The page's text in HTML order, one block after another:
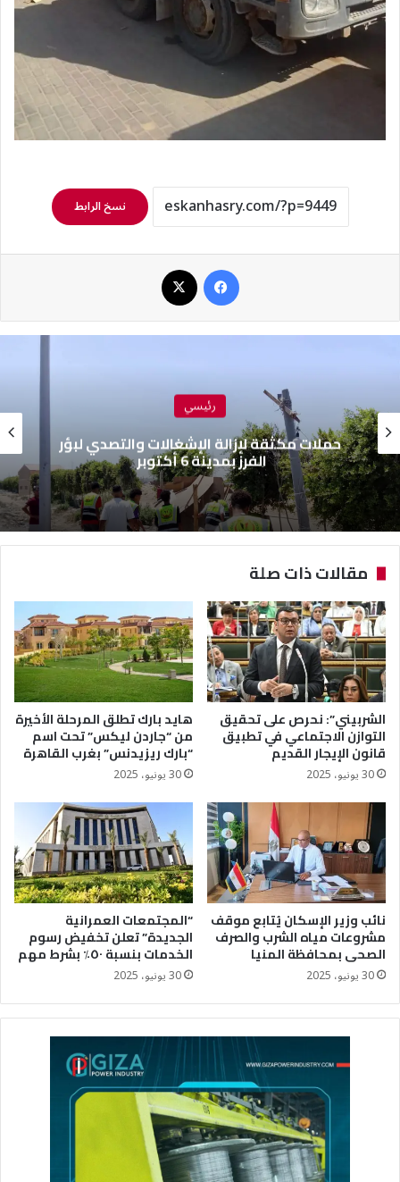
نسخ الرابط
رئيسي
رئيس جهاز العلمين الجديدة يتفقد ” مزارين ”
ويوجه بتكثيف أعمال النظافة والتجميل
مقالات ذات صلة
الشربيني”: نحرص على تحقيق
التوازن الاجتماعي في تطبيق
قانون الإيجار القديم
30 يونيو، 2025
هايد بارك تطلق المرحلة الأخيرة
من “جاردن ليكس” تحت اسم
“بارك ريزيدنس” بغرب القاهرة
30 يونيو، 2025
نائب وزير الإسكان يُتابع موقف
مشروعات مياه الشرب والصرف
الصحى بمحافظة المنيا
30 يونيو، 2025
“المجتمعات العمرانية
الجديدة” تعلن تخفيض رسوم
الخدمات بنسبة ٥٠٪؜ بشرط مهم
30 يونيو، 2025